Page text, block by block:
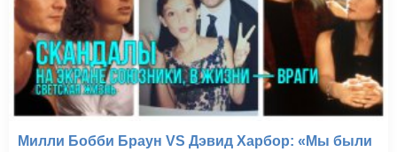
Милли Бобби Браун VS Дэвид Харбор: «Мы были